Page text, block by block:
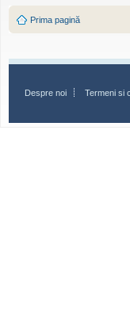
Prima pagină
Despre noi Termeni si